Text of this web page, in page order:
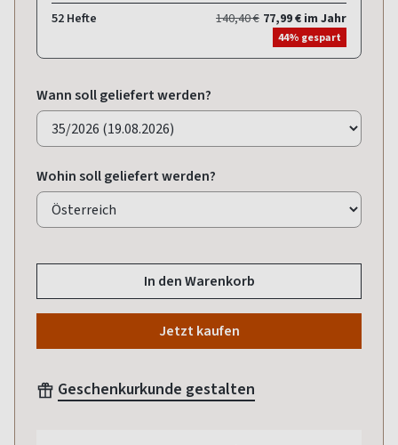
52 Hefte 140,40 € 77,99 € im Jahr
44% gespart
Wann soll geliefert werden?
Wohin soll geliefert werden?
In den Warenkorb
Jetzt kaufen
Geschenkurkunde gestalten